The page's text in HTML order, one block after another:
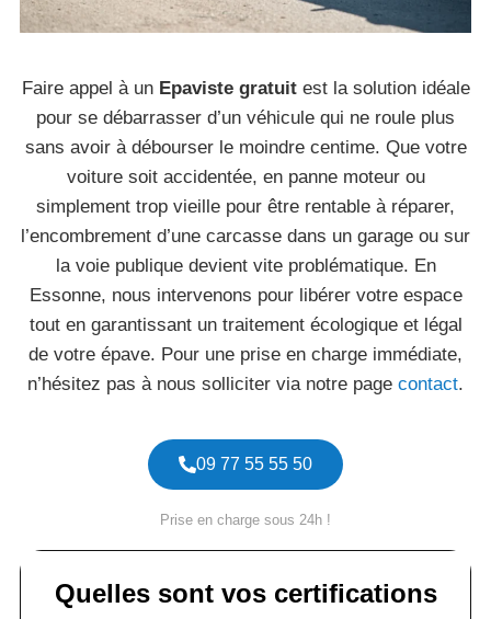
Faire appel à un Epaviste gratuitest la solution idéale
pour se débarrasser d’un véhicule qui ne roule plus
sans avoir à débourser le moindre centime. Que votre
voiture soit accidentée, en panne moteur ou
simplement trop vieille pour être rentable à réparer,
l’encombrement d’une carcasse dans un garage ou sur
la voie publique devient vite problématique. En
Essonne, nous intervenons pour libérer votre espace
tout en garantissant un traitement écologique et légal
de votre épave. Pour une prise en charge immédiate,
n’hésitez pas à nous solliciter via notre page contact.
09 77 55 55 50
Prise en charge sous 24h !
Quelles sont vos certifications